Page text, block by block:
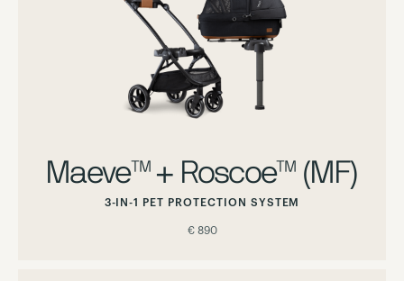
Maeve™ + Roscoe™ (MF)
3-IN-1 PET PROTECTION SYSTEM
€ 890